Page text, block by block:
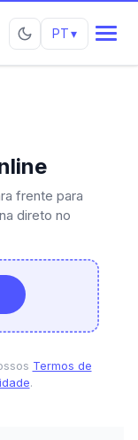
PT▾
frente para
direto no
Termos de
.